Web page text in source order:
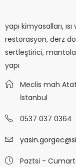
yapı kimyasalları,
restorasyon, derz
sertleştirici,
yapı
Meclis mah
İstanbul
0537 037 0364
Paztsi -